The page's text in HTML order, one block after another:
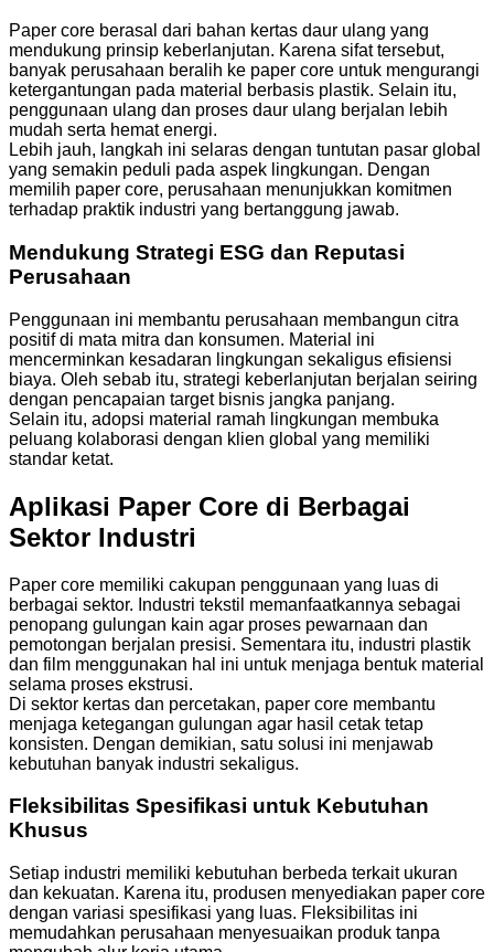
Paper core berasal dari bahan kertas daur ulang yang
mendukung prinsip keberlanjutan. Karena sifat tersebut,
banyak perusahaan beralih ke paper core untuk mengurangi
ketergantungan pada material berbasis plastik. Selain itu,
penggunaan ulang dan proses daur ulang berjalan lebih
mudah serta hemat energi.
Lebih jauh, langkah ini selaras dengan tuntutan pasar global
yang semakin peduli pada aspek lingkungan. Dengan
memilih paper core, perusahaan menunjukkan komitmen
terhadap praktik industri yang bertanggung jawab.
Mendukung Strategi ESG dan Reputasi
Perusahaan
Penggunaan ini membantu perusahaan membangun citra
positif di mata mitra dan konsumen. Material ini
mencerminkan kesadaran lingkungan sekaligus efisiensi
biaya. Oleh sebab itu, strategi keberlanjutan berjalan seiring
dengan pencapaian target bisnis jangka panjang.
Selain itu, adopsi material ramah lingkungan membuka
peluang kolaborasi dengan klien global yang memiliki
standar ketat.
Aplikasi Paper Core di Berbagai
Sektor Industri
Paper core memiliki cakupan penggunaan yang luas di
berbagai sektor. Industri tekstil memanfaatkannya sebagai
penopang gulungan kain agar proses pewarnaan dan
pemotongan berjalan presisi. Sementara itu, industri plastik
dan film menggunakan hal ini untuk menjaga bentuk material
selama proses ekstrusi.
Di sektor kertas dan percetakan, paper core membantu
menjaga ketegangan gulungan agar hasil cetak tetap
konsisten. Dengan demikian, satu solusi ini menjawab
kebutuhan banyak industri sekaligus.
Fleksibilitas Spesifikasi untuk Kebutuhan
Khusus
Setiap industri memiliki kebutuhan berbeda terkait ukuran
dan kekuatan. Karena itu, produsen menyediakan paper core
dengan variasi spesifikasi yang luas. Fleksibilitas ini
memudahkan perusahaan menyesuaikan produk tanpa